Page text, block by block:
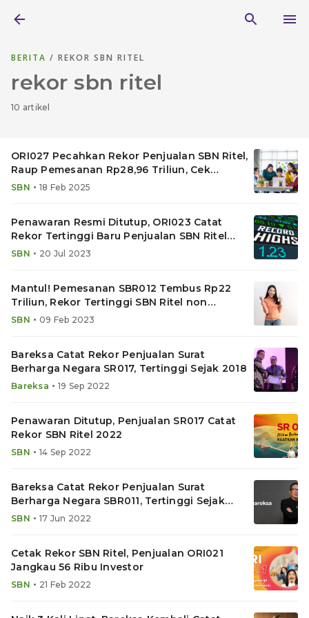
BERITA / REKOR SBN RITEL
rekor sbn ritel
10 artikel
ORI027 Pecahkan Rekor Penjualan SBN Ritel,
Raup Pemesanan Rp28,96 Triliun, Cek
Keuntungannya!
SBN • 18 Feb 2025
Penawaran Resmi Ditutup, ORI023 Catat
Rekor Tertinggi Baru Penjualan SBN Ritel
Rp28,9 Triliun
SBN • 20 Jul 2023
Mantul! Pemesanan SBR012 Tembus Rp22
Triliun, Rekor Tertinggi SBN Ritel non
Tradable
SBN • 09 Feb 2023
Bareksa Catat Rekor Penjualan Surat
Berharga Negara SR017, Tertinggi Sejak 2018
Bareksa • 19 Sep 2022
Penawaran Ditutup, Penjualan SR017 Catat
Rekor SBN Ritel 2022
SBN • 14 Sep 2022
Bareksa Catat Rekor Penjualan Surat
Berharga Negara SBR011, Tertinggi Sejak
2018
SBN • 17 Jun 2022
Cetak Rekor SBN Ritel, Penjualan ORI021
Jangkau 56 Ribu Investor
SBN • 21 Feb 2022